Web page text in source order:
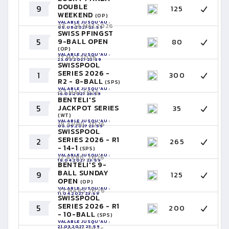
9 DOUBLE
WEEKEND (OP)
VALABLE JUSQU'AU :
05.06.2027 23:59
125
5
23 - 24 MAI 2026
SWISS PFINGST
9-BALL OPEN
(OP)
VALABLE JUSQU'AU :
23.05.2027 23:59
80
1
17 MAI 2026
SWISSPOOL
SERIES 2026 -
R2 - 8-BALL(SPS)
VALABLE JUSQU'AU :
16.05.2027 23:59
300
5
07 MAI 2026
BENTELI'S
JACKPOT SERIES
(WT)
VALABLE JUSQU'AU :
06.05.2027 23:59
35
2
19 AVRIL 2026
SWISSPOOL
SERIES 2026 - R1
- 14-1 (SPS)
VALABLE JUSQU'AU :
18.04.2027 23:59
265
9
12 AVRIL 2026
BENTELI'S 9-
BALL SUNDAY
OPEN (OP)
VALABLE JUSQU'AU :
11.04.2027 23:59
125
5
22 MARS 2026
SWISSPOOL
SERIES 2026 - R1
- 10-BALL (SPS)
VALABLE JUSQU'AU :
21.03.2027 23:59
200